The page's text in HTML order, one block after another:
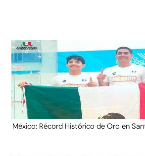
México: Récord Histórico de Oro en